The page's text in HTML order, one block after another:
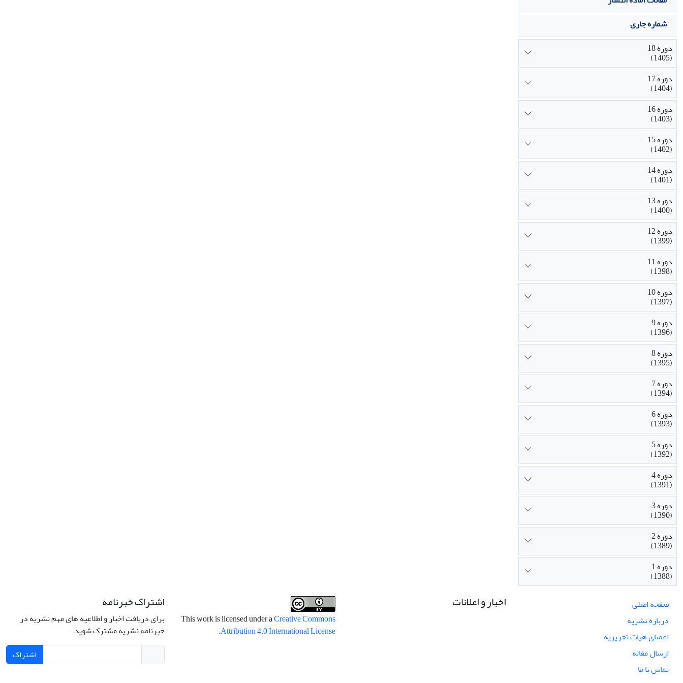
شماره جاری
دوره 18
(1405)
دوره 17
(1404)
دوره 16
(1403)
دوره 15
(1402)
دوره 14
(1401)
دوره 13
(1400)
دوره 12
(1399)
دوره 11
(1398)
دوره 10
(1397)
دوره 9
(1396)
دوره 8
(1395)
دوره 7
(1394)
دوره 6
(1393)
دوره 5
(1392)
دوره 4
(1391)
دوره 3
(1390)
دوره 2
(1389)
دوره 1
(1388)
صفحه اصلی
درباره نشریه
اعضای هیات تحریریه
ارسال مقاله
تماس با ما
اخبار و اعلانات
This work is licensed under aCreative Commons
Attribution 4.0 International License
.
اشتراک خبرنامه
برای دریافت اخبار و اطلاعیه های مهم نشریه در
خبرنامه نشریه مشترک شوید.
اشتراک